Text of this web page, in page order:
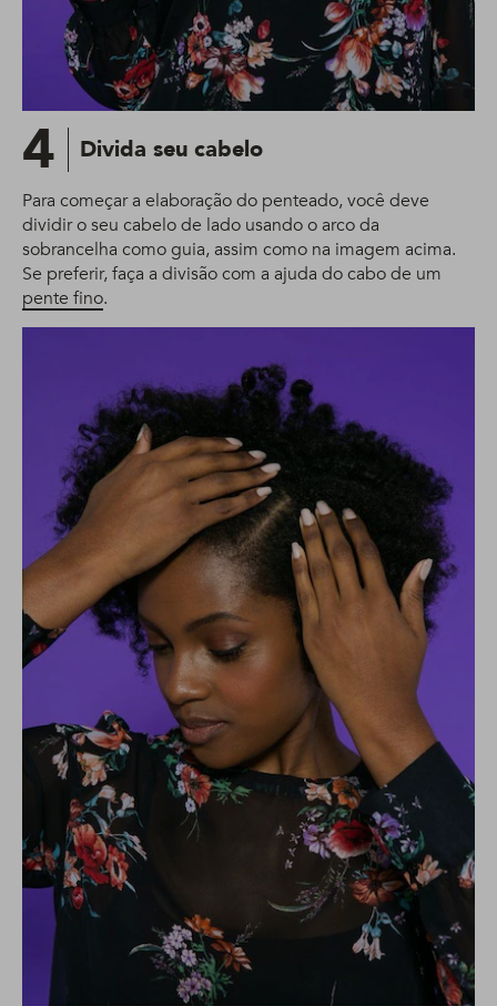
4 Divida seu cabelo
Para começar a elaboração do penteado, você deve
dividir o seu cabelo de lado usando o arco da
sobrancelha como guia, assim como na imagem acima.
Se preferir, faça a divisão com a ajuda do cabo de um
pente fino.